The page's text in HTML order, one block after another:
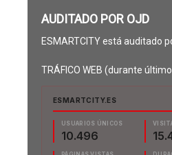
AUDITADO POR OJD
ESMARTCITY está auditado
TRÁFICO WEB (durante